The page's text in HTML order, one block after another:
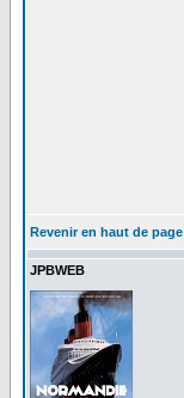
Revenir en haut de page
JPBWEB